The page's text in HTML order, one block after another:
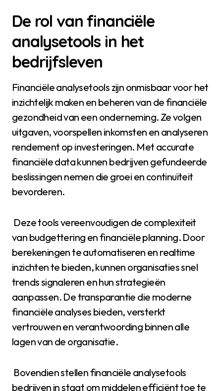
De rol van financiële
analysetools in het
bedrijfsleven
Financiële analysetools zijn onmisbaar voor het
inzichtelijk maken en beheren van de financiële
gezondheid van een onderneming. Ze volgen
uitgaven, voorspellen inkomsten en analyseren
rendement op investeringen. Met accurate
financiële data kunnen bedrijven gefundeerde
beslissingen nemen die groei en continuïteit
bevorderen.
Deze tools vereenvoudigen de complexiteit
van budgettering en financiële planning. Door
berekeningen te automatiseren en realtime
inzichten te bieden, kunnen organisaties snel
trends signaleren en hun strategieën
aanpassen. De transparantie die moderne
financiële analyses bieden, versterkt
vertrouwen en verantwoording binnen alle
lagen van de organisatie.
Bovendien stellen financiële analysetools
bedrijven in staat om middelen efficiënt toe te